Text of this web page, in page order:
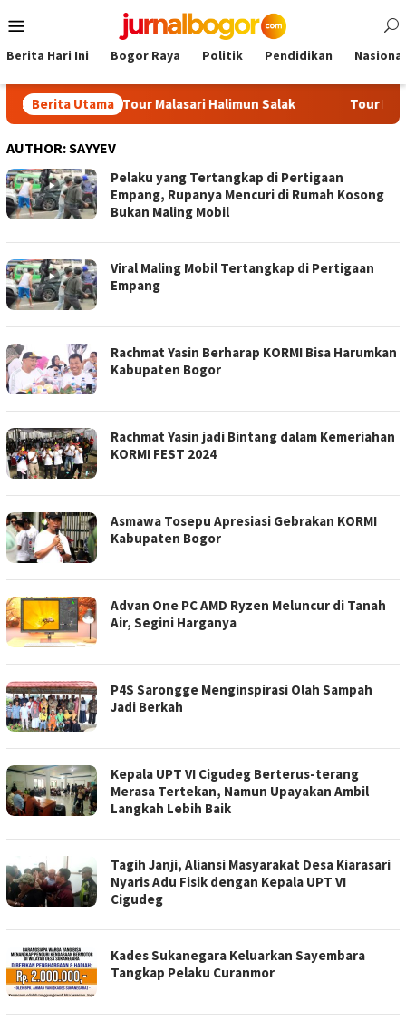
to
Menu
Berita Hari Ini Bogor Raya Politik Pendidikan Nasional
Berita Utama
2026 Tour Malasari Halimun Salak Tour Malasari
AUTHOR:SAYYEV
Pelaku yang Tertangkap di Pertigaan
Empang, Rupanya Mencuri di Rumah Kosong
Bukan Maling Mobil
Viral Maling Mobil Tertangkap di Pertigaan
Empang
Rachmat Yasin Berharap KORMI Bisa Harumkan
Kabupaten Bogor
Rachmat Yasin jadi Bintang dalam Kemeriahan
KORMI FEST 2024
Asmawa Tosepu Apresiasi Gebrakan KORMI
Kabupaten Bogor
Advan One PC AMD Ryzen Meluncur di Tanah
Air, Segini Harganya
P4S Sarongge Menginspirasi Olah Sampah
Jadi Berkah
Kepala UPT VI Cigudeg Berterus-terang
Merasa Tertekan, Namun Upayakan Ambil
Langkah Lebih Baik
Tagih Janji, Aliansi Masyarakat Desa Kiarasari
Nyaris Adu Fisik dengan Kepala UPT VI
Cigudeg
Kades Sukanegara Keluarkan Sayembara
Tangkap Pelaku Curanmor